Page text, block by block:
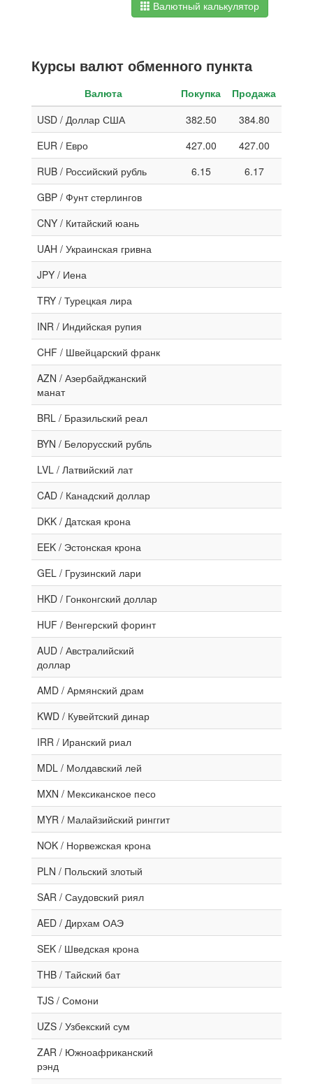
Валютный калькулятор
Курсы валют обменного пункта
Валюта Покупка
Продажа
USD / Доллар США
382.50
384.80
EUR / Евро
427.00
427.00
RUB / Российский рубль
6.15
6.17
GBP / Фунт стерлингов
CNY / Китайский юань
UAH / Украинская гривна
JPY / Иена
TRY / Турецкая лира
INR / Индийская рупия
CHF / Швейцарский франк
AZN / Азербайджанский
манат
BRL / Бразильский реал
BYN / Белорусский рубль
LVL / Латвийский лат
CAD / Канадский доллар
DKK / Датская крона
EEK / Эстонская крона
GEL / Грузинский лари
HKD / Гонконгский доллар
HUF / Венгерский форинт
AUD / Австралийский
доллар
AMD / Армянский драм
KWD / Кувейтский динар
IRR / Иранский риал
MDL / Молдавский лей
MXN / Мексиканское песо
MYR / Малайзийский ринггит
NOK / Норвежская крона
PLN / Польский злотый
SAR / Саудовский риял
AED / Дирхам ОАЭ
SEK / Шведская крона
THB / Тайский бат
TJS / Сомони
UZS / Узбекский сум
ZAR / Южноафриканский
рэнд